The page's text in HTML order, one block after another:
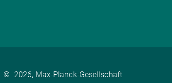
© 2026, Max-Planck-Gesellschaft